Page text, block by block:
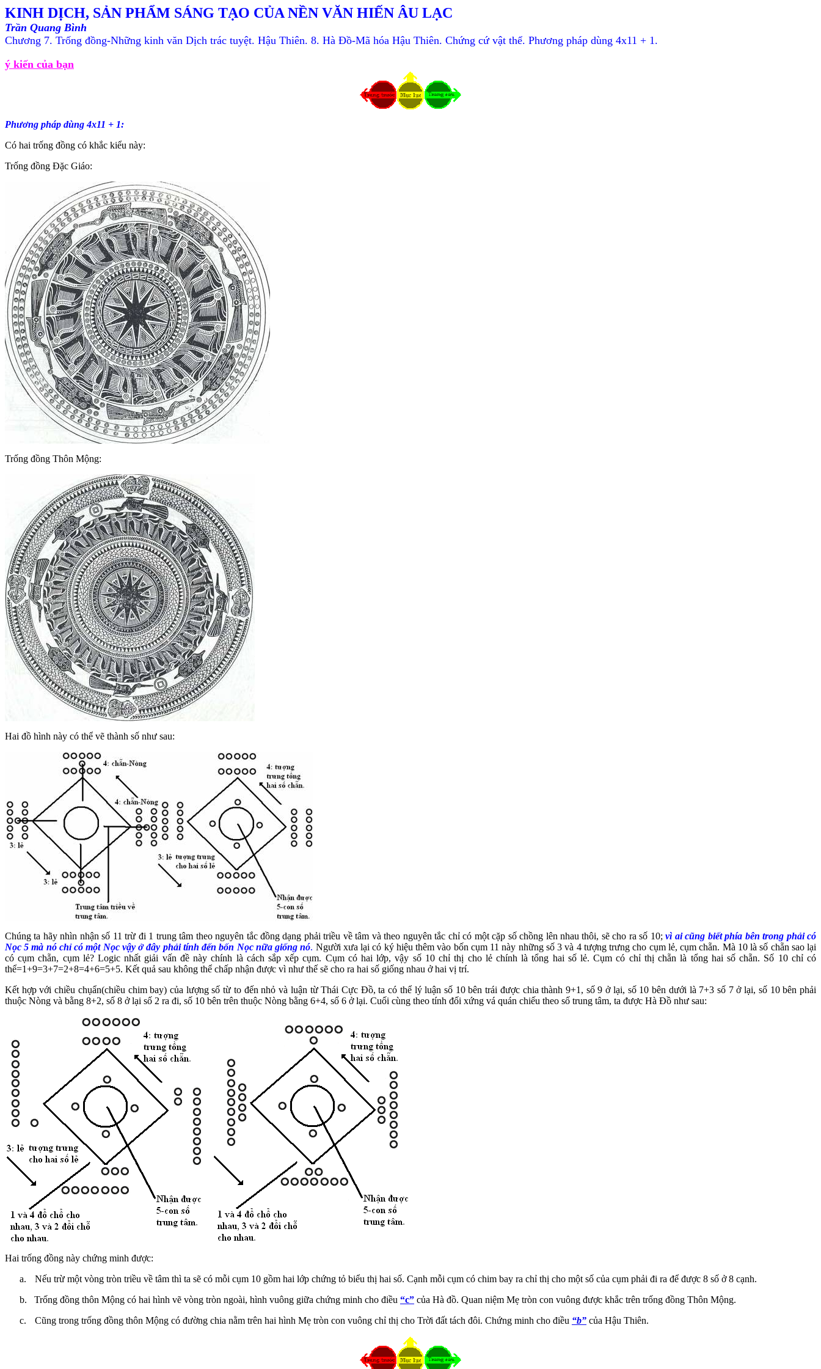
KINH DỊCH, SẢN PHẨM SÁNG TẠO CỦA NỀN VĂN HIẾN ÂU LẠC
Trần Quang Bình
Chương 7. Trống đồng-Những kinh văn Dịch trác tuyệt. Hậu Thiên. 8. Hà Đồ-Mã hóa Hậu Thiên. Chứng cứ vật thể. Phương pháp dùng 4x11 + 1.
ý kiến của bạn
Phương pháp dùng 4x11 + 1:
Có hai trống đồng có khắc kiểu này:
Trống đồng Đặc Giáo:
Trống đồng Thôn Mộng:
Hai đồ hình này có thể vẽ thành số như sau:
Chúng ta hãy nhìn nhận số 11 trừ đi 1 trung tâm theo nguyên tắc đồng dạng phải triều về tâm và theo nguyên tắc chỉ có một cặp số chồng lên nhau thôi, sẽ cho ra số 10;vì ai cũng biết phía bên trong phải có
Nọc 5 mà nó chỉ có một Nọc vậy ở đây phải tính đến bốn Nọc nữa giống nó. Người xưa lại có ký hiệu thêm vào bốn cụm 11 này những số 3 và 4 tượng trưng cho cụm lẻ, cụm chẵn. Mà 10 là số chẵn sao lại
có cụm chẵn, cụm lẻ? Logic nhất giải vấn đề này chính là cách sắp xếp cụm. Cụm có hai lớp, vậy số 10 chỉ thị cho lẻ chính là tổng hai số lẻ. Cụm có chỉ thị chẵn là tổng hai số chẵn. Số 10 chỉ có
thể=1+9=3+7=2+8=4+6=5+5. Kết quả sau không thể chấp nhận được vì như thế sẽ cho ra hai số giống nhau ở hai vị trí.
Kết hợp với chiều chụẩn(chiều chim bay) của lượng số từ to đến nhỏ và luận từ Thái Cực Đồ, ta có thể lý luận số 10 bên trái được chia thành 9+1, số 9 ở lại, số 10 bên dưới là 7+3 số 7 ở lại, số 10 bên phải
thuộc Nòng và bằng 8+2, số 8 ở lại số 2 ra đi, số 10 bên trên thuộc Nòng bằng 6+4, số 6 ở lại. Cuối cùng theo tính đối xứng vá quán chiếu theo số trung tâm, ta được Hà Đồ như sau:
Hai trống đồng này chứng minh được:
a.
Nếu trừ một vòng tròn triều về tâm thì ta sẽ có mỗi cụm 10 gồm hai lớp chứng tỏ biểu thị hai số. Cạnh mỗi cụm có chim bay ra chỉ thị cho một số của cụm phải đi ra để được 8 số ở 8 cạnh.
b.
Trống đồng thôn Mộng có hai hình vẽ vòng tròn ngoài, hình vuông giữa chứng minh cho điều “c” của Hà đồ. Quan niệm Mẹ tròn con vuông được khắc trên trống đồng Thôn Mộng.
c.
Cũng trong trống đồng thôn Mộng có đường chia nằm trên hai hình Mẹ tròn con vuông chỉ thị cho Trời đất tách đôi. Chứng minh cho điều “b” của Hậu Thiên.